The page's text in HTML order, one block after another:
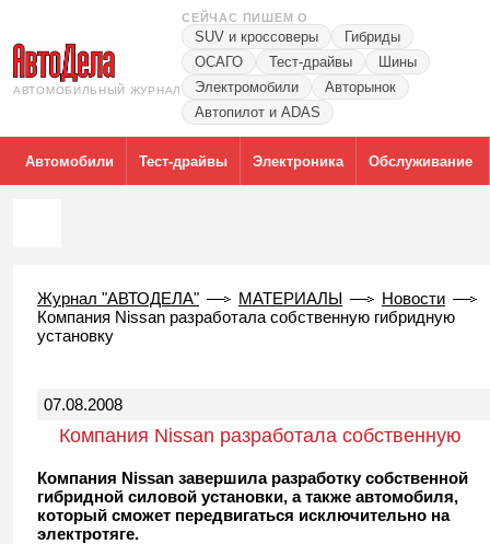
АВТОМОБИЛЬНЫЙ ЖУРНАЛ
СЕЙЧАС ПИШЕМ О
SUV и кроссоверы
Гибриды
ОСАГО
Тест-драйвы
Шины
Электромобили
Авторынок
Автопилот и ADAS
Автомобили Тест-драйвы Электроника Обслуживание
Журнал "АВТОДЕЛА" МАТЕРИАЛЫ
Новости
Компания Nissan разработала собственную гибридную
установку
07.08.2008
Компания Nissan разработала собственную
гибридную установку
Компания Nissan завершила разработку собственной
гибридной силовой установки, а также автомобиля,
который сможет передвигаться исключительно на
электротяге.